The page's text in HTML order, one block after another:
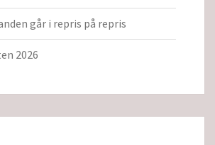
går i repris på repris
2026